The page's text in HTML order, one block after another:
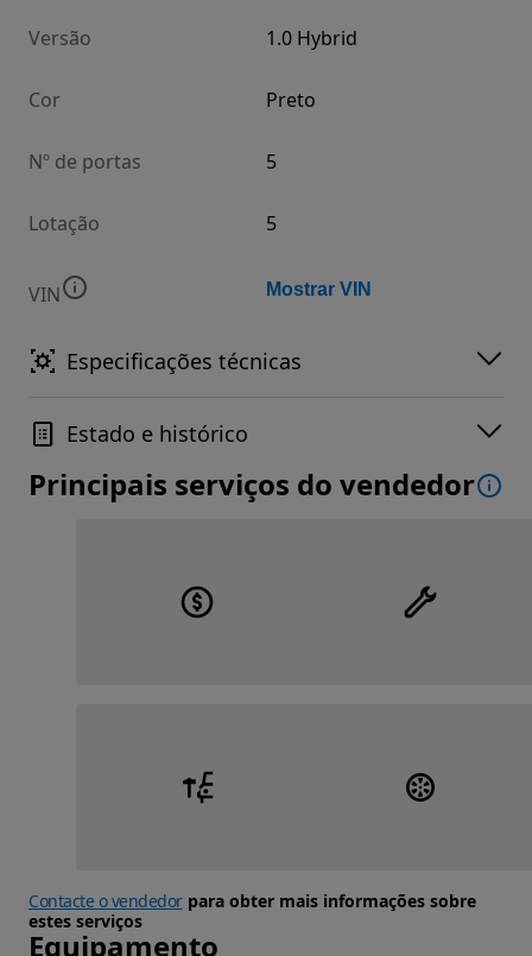
Versão 1.0 Hybrid
Cor Preto
Nº de portas 5
Lotação 5
VIN Mostrar VIN
Especificações técnicas
Estado e histórico
Principais serviços do vendedor
Contacte o vendedorpara obter mais informações sobre
estes serviços
Equipamento